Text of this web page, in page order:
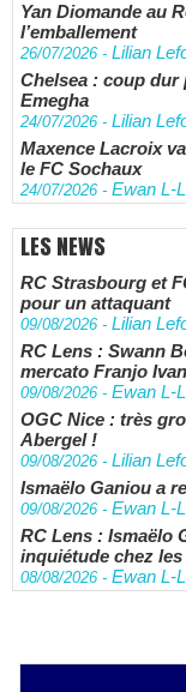
Yan Diomande au
l’emballement
26/07/2026 - Lilian
Chelsea : coup
Emegha
24/07/2026 - Lilian
Maxence Lacroix
le FC Sochaux
24/07/2026 - Ewan L-L
LES NEWS
RC Strasbourg et
pour un attaquant
09/08/2026 - Lilian
RC Lens : Swann
mercato Franjo
09/08/2026 - Ewan L-L
OGC Nice : très
Abergel !
09/08/2026 - Lilian
Ismaëlo Ganiou a
09/08/2026 - Ewan L-L
RC Lens : Ismaëlo
inquiétude chez
08/08/2026 - Ewan L-L